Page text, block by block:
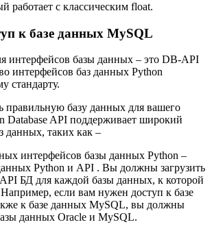
работает с классическим float.
к базе данных MySQL
интерфейсов базы данных – это DB-API
интерфейсов баз данных Python
стандарту.
правильную базу данных для вашего
Database API поддерживает широкий
данных, таких как –
интерфейсов базы данных Python –
Python и API . Вы должны загрузить
БД для каждой базы данных, к которой
если вам нужен доступ к базе
к базе данных MySQL, вы должны
данных Oracle и MySQL.